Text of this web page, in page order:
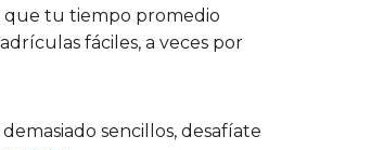
que tu tiempo promedio
fáciles, a veces por
sencillos, desafíate